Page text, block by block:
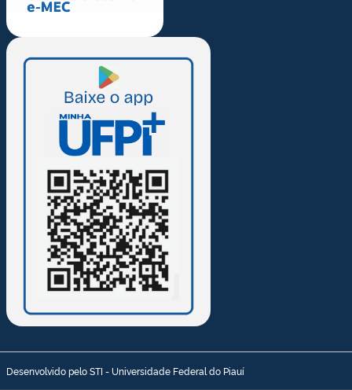
Desenvolvido pelo STI - Universidade Federal do Piauí